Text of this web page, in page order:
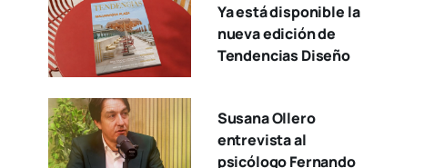
Ya está disponible la
nueva edición de
Tendencias Diseño
Susana Ollero
entrevista al
psicólogo Fernando